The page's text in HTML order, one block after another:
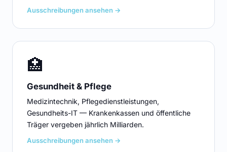
Ausschreibungen ansehen →
🏥
Gesundheit & Pflege
Medizintechnik, Pflegedienstleistungen,
Gesundheits-IT — Krankenkassen und öffentliche
Träger vergeben jährlich Milliarden.
Ausschreibungen ansehen →